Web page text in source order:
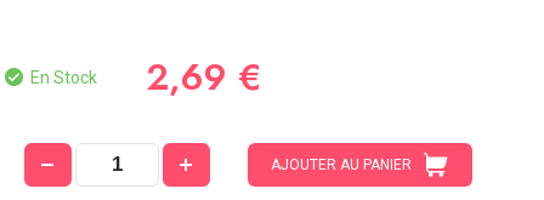
En Stock 2,69 €
AJOUTER AU PANIER